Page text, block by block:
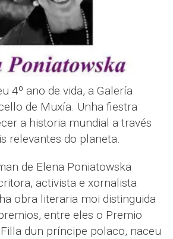
4º ano de vida, a Galería
de Muxía. Unha fiestra
a historia mundial a través
relevantes do planeta.
de Elena Poniatowska
activista e xornalista
obra literaria moi distinguida
entre eles o Premio
dun príncipe polaco, naceu